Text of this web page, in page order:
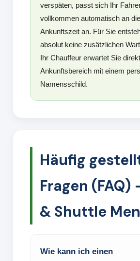
verspäten, passt sich Ihr
vollkommen automatisch an
Ankunftszeit an. Für Sie
absolut keine zusätzlichen
Ihr Chauffeur erwartet Sie
Ankunftsbereich mit einem
Namensschild.
Häufig
Fragen (FAQ)
& Shuttle
Wie kann ich einen